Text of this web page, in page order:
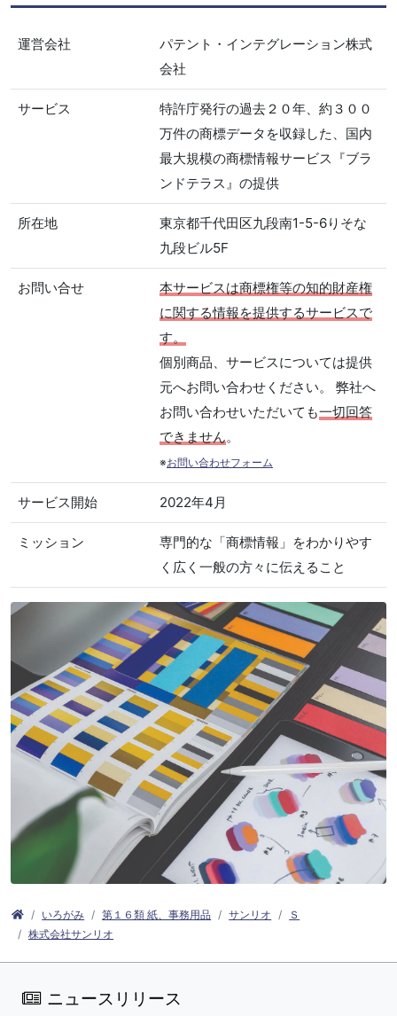
運営会社
パテント・インテグレーション株式
会社
サービス
特許庁発行の過去２０年、約３００
万件の商標データを収録した、国内
最大規模の商標情報サービス『ブラ
ンドテラス』の提供
所在地
東京都千代田区九段南1-5-6りそな
九段ビル5F
お問い合せ
本サービスは商標権等の知的財産権
に関する情報を提供するサービスで
す。
個別商品、サービスについては提供
元へお問い合わせください。 弊社へ
お問い合わせいただいても一切回答
できません。
※お問い合わせフォーム
サービス開始 2022年4月
ミッション
専門的な「商標情報」をわかりやす
く広く一般の方々に伝えること
いろがみ 第１６類 紙、事務用品 サンリオ
Ｓ
株式会社サンリオ
ニュースリリース